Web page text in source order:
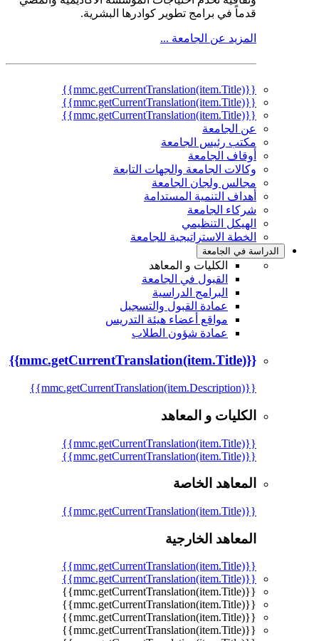
قدماً في برامج تطوير كوادرها البشرية.
المزيد عن الجامعة ...
{{mmc.getCurrentTranslation(item.Title)}}
{{mmc.getCurrentTranslation(item.Title)}}
{{mmc.getCurrentTranslation(item.Title)}}
عن الجامعة
مكتب رئيس الجامعة
أوقاف الجامعة
وكالات الجامعة والجهات التابعة
مجالس ولجان الجامعة
أهداف التنمية المستدامة
شركاء الجامعة
الهيكل التنظيمي
الخطة الاستراتيجية للجامعة
الدراسة في الجامعة
الكليات و المعاهد
القبول في الجامعة
البرامج الدراسية
عمادة القبول والتسجيل
مواقع أعضاء هيئة التدريس
عمادة شؤون الطلاب
{{mmc.getCurrentTranslation(item.Title)}}
{{mmc.getCurrentTranslation(item.Description)}}
الكليات و المعاهد
{{mmc.getCurrentTranslation(item.Title)}}
{{mmc.getCurrentTranslation(item.Title)}}
المعاهد الخاصة
{{mmc.getCurrentTranslation(item.Title)}}
المعاهد الخارجية
{{mmc.getCurrentTranslation(item.Title)}}
{{mmc.getCurrentTranslation(item.Title)}}
{{mmc.getCurrentTranslation(item.Title)}}
{{mmc.getCurrentTranslation(item.Title)}}
{{mmc.getCurrentTranslation(item.Title)}}
{{mmc.getCurrentTranslation(item.Title)}}